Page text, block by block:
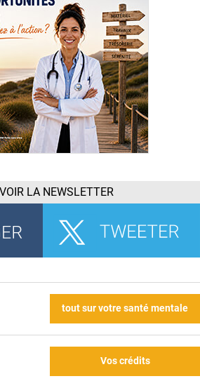
LA NEWSLETTER
tout sur votre santé mentale
Vos crédits